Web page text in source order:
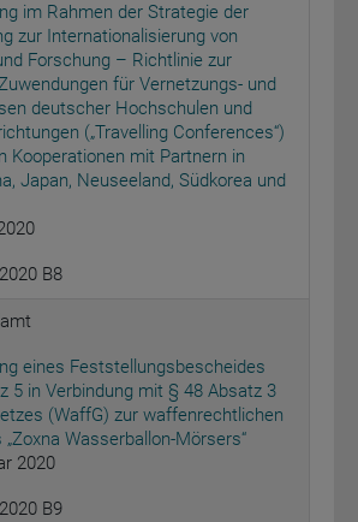
im Rahmen der Strategie der
zur Internationalisierung von
Forschung – Richtlinie zur
für Vernetzungs- und
deutscher Hochschulen und
(„Travelling Conferences“)
Kooperationen mit Partnern in
Japan, Neuseeland, Südkorea und
B8
eines Feststellungsbescheides
5 in Verbindung mit § 48 Absatz 3
(WaffG) zur waffenrechtlichen
Wasserballon-Mörsers“
2020
B9